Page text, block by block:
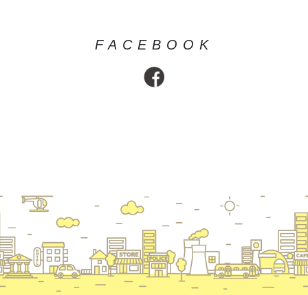
FACEBOOK